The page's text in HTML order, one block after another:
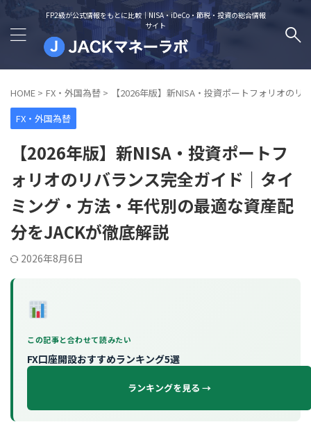
FP2級が公式情報をもとに比較｜NISA・iDeCo・節税・投資の総合情報
サイト
HOME > FX・外国為替 >
【2026年版】新NISA・投資ポートフォリオの
FX・外国為替
【2026年版】新NISA・投資ポートフ
ォリオのリバランス完全ガイド｜タイ
ミング・方法・年代別の最適な資産配
分をJACKが徹底解説
2026年8月6日
この記事と合わせて読みたい
FX口座開設おすすめランキング5選
ランキングを見る →